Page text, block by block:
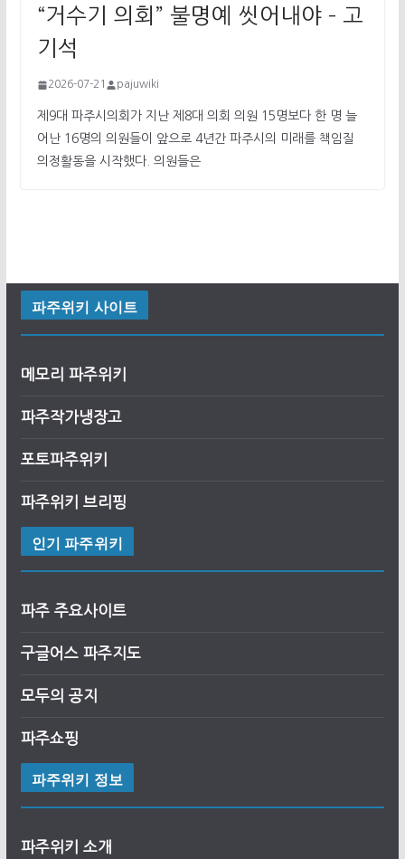
“거수기 의회” 불명예 씻어내야 – 고
기석
2026-07-21 pajuwiki
제9대 파주시의회가 지난 제8대 의회 의원 15명보다 한 명 늘
어난 16명의 의원들이 앞으로 4년간 파주시의 미래를 책임질
의정활동을 시작했다. 의원들은
파주위키 사이트
메모리 파주위키
파주작가냉장고
포토파주위키
파주위키 브리핑
인기 파주위키
파주 주요사이트
구글어스 파주지도
모두의 공지
파주쇼핑
파주위키 정보
파주위키 소개